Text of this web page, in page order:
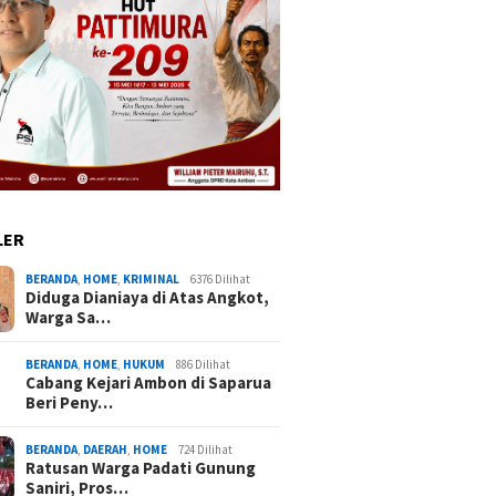
BERANDA HOME KRIMINAL 6376 Dilihat
Diduga Dianiaya di Atas Angkot,
Warga Sa…
BERANDA HOME HUKUM 886 Dilihat
Cabang Kejari Ambon di Saparua
Beri Peny…
BERANDA DAERAH HOME 724 Dilihat
Ratusan Warga Padati Gunung
Saniri, Pros…